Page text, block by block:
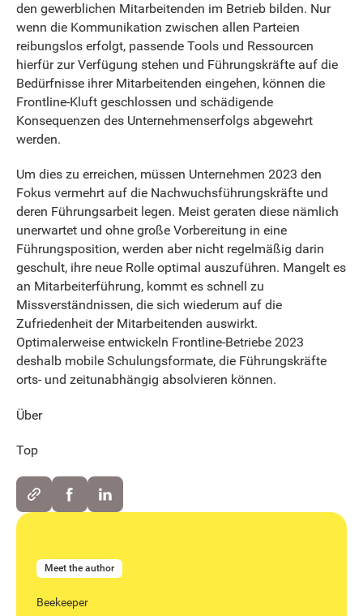
den gewerblichen Mitarbeitenden im Betrieb bilden. Nur
wenn die Kommunikation zwischen allen Parteien
reibungslos erfolgt, passende Tools und Ressourcen
hierfür zur Verfügung stehen und Führungskräfte auf die
Bedürfnisse ihrer Mitarbeitenden eingehen, können die
Frontline-Kluft geschlossen und schädigende
Konsequenzen des Unternehmenserfolgs abgewehrt
werden.
Um dies zu erreichen, müssen Unternehmen 2023 den
Fokus vermehrt auf die Nachwuchsführungskräfte und
deren Führungsarbeit legen. Meist geraten diese nämlich
unerwartet und ohne große Vorbereitung in eine
Führungsposition, werden aber nicht regelmäßig darin
geschult, ihre neue Rolle optimal auszuführen. Mangelt es
an Mitarbeiterführung, kommt es schnell zu
Missverständnissen, die sich wiederum auf die
Zufriedenheit der Mitarbeitenden auswirkt.
Optimalerweise entwickeln Frontline-Betriebe 2023
deshalb mobile Schulungsformate, die Führungskräfte
orts- und zeitunabhängig absolvieren können.
Über
Top
Meet the author
Beekeeper